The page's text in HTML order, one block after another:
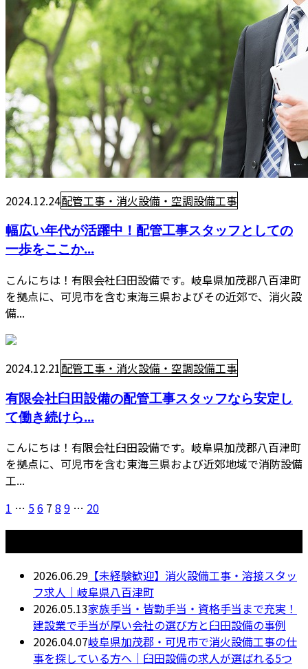
2024.12.24配管工事・消火設備・空調設備工事
幅広い年代が活躍中！配管工事スタッフとしての
一歩をここか...
こんにちは！有限会社臼田設備です。岐阜県加茂郡八百津町
を拠点に、可児市を含む東海三県およびその近郊で、消火設
備...
2024.12.21配管工事・消火設備・空調設備工事
有限会社臼田設備の配管工事スタッフなら安定し
て働き続けら...
こんにちは！有限会社臼田設備です。岐阜県加茂郡八百津町
を拠点に、可児市を含む東海三県および近郊地域で消防設備
工...
1 … 56 7 8 9 … 20
2026.06.29 【未経験歓迎】消火設備工事・溶接スタッ
フ求人｜岐阜県八百津町
2026.05.13家族手当・皆勤手当・資格手当まで充実！
建設業で手当が厚い会社の選び方と臼田設備の事例
2026.04.07岐阜県加茂郡・可児市で消火設備工事の仕
事を探している方へ｜臼田設備の求人が選ばれる5つ